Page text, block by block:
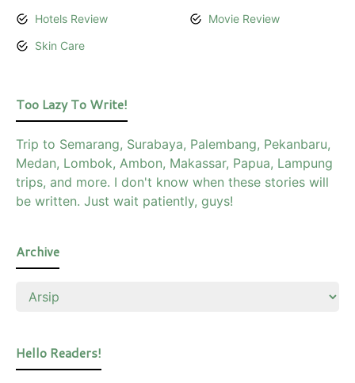
Hotels Review
Movie Review
Skin Care
Too Lazy To Write!
Trip to Semarang, Surabaya, Palembang, Pekanbaru,
Medan, Lombok, Ambon, Makassar, Papua, Lampung
trips, and more. I don't know when these stories will
be written. Just wait patiently, guys!
Archive
Hello Readers!